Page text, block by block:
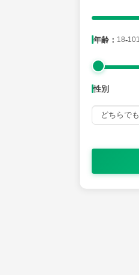
年齢： 18-101
性別
年齢：18-101歳